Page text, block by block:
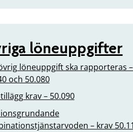
löneuppgifter
löneuppgift ska rapporteras
och 50.080
krav – 50.090
– krav